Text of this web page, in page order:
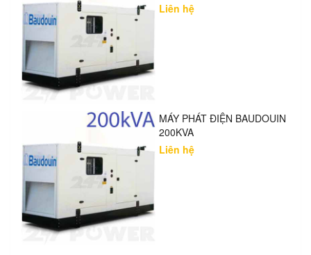
Liên hệ
MÁY PHÁT ĐIỆN BAUDOUIN
200KVA
Liên hệ